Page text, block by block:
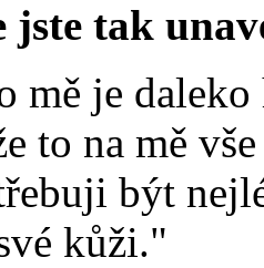
jste tak
mě je
to na mě
být
kůži."